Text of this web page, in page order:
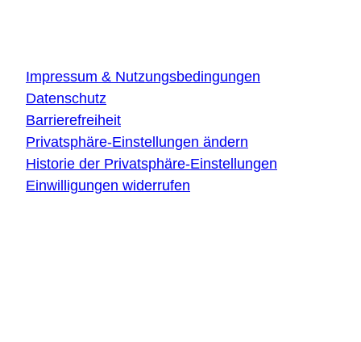
Impressum & Nutzungsbedingungen
Datenschutz
Barrierefreiheit
Privatsphäre-Einstellungen ändern
Historie der Privatsphäre-Einstellungen
Einwilligungen widerrufen